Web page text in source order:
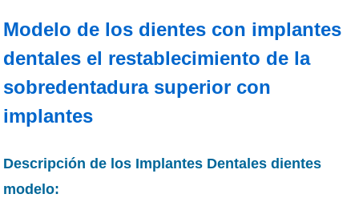
Modelo de los dientes con implantes
dentales el restablecimiento de la
sobredentadura superior con
implantes
Descripción de los Implantes Dentales dientes
modelo: